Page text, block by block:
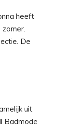
heeft
zomer.
De
uit
Badmode